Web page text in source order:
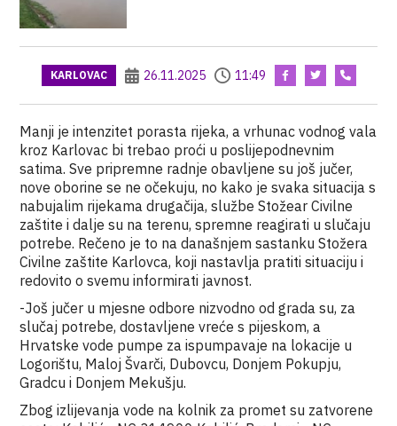
KARLOVAC 26.11.2025 11:49
Manji je intenzitet porasta rijeka, a vrhunac vodnog vala
kroz Karlovac bi trebao proći u poslijepodnevnim
satima. Sve pripremne radnje obavljene su još jučer,
nove oborine se ne očekuju, no kako je svaka situacija s
nabujalim rijekama drugačija, službe Stožear Civilne
zaštite i dalje su na terenu, spremne reagirati u slučaju
potrebe. Rečeno je to na današnjem sastanku Stožera
Civilne zaštite Karlovca, koji nastavlja pratiti situaciju i
redovito o svemu informirati javnost.
-Još jučer u mjesne odbore nizvodno od grada su, za
slučaj potrebe, dostavljene vreće s pijeskom, a
Hrvatske vode pumpe za ispumpavaje na lokacije u
Logorištu, Maloj Švarči, Dubovcu, Donjem Pokupju,
Gradcu i Donjem Mekušju.
Zbog izlijevanja vode na kolnik za promet su zatvorene